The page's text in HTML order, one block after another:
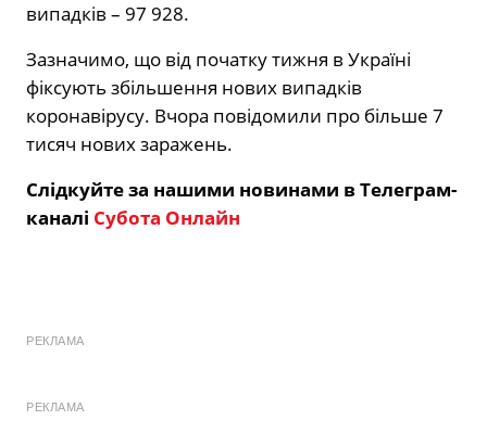
випадків – 97 928.
Зазначимо, що від початку тижня в Україні
фіксують збільшення нових випадків
коронавірусу. Вчора повідомили про більше 7
тисяч нових заражень.
Слідкуйте за нашими новинами в Телеграм-
каналі Субота Онлайн
РЕКЛАМА
РЕКЛАМА